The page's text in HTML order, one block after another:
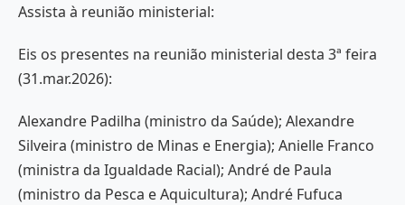
Assista à reunião ministerial:
Eis os presentes na reunião ministerial desta 3ª feira
(31.mar.2026):
Alexandre Padilha (ministro da Saúde); Alexandre
Silveira (ministro de Minas e Energia); Anielle Franco
(ministra da Igualdade Racial); André de Paula
(ministro da Pesca e Aquicultura); André Fufuca